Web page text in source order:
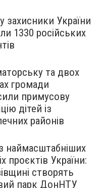
захисники України
1330 російських
та двох
громади
примусову
дітей із
районів
наймасштабніших
проєктів України:
створять
парк ДонНТУ